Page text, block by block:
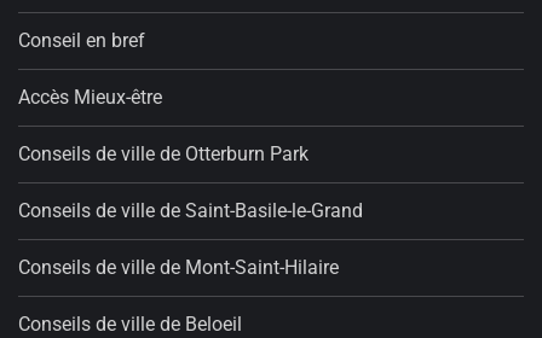
Conseil en bref
Accès Mieux-être
Conseils de ville de Otterburn Park
Conseils de ville de Saint-Basile-le-Grand
Conseils de ville de Mont-Saint-Hilaire
Conseils de ville de Beloeil